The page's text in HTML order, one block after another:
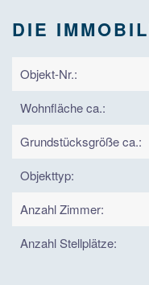
DIE
Objekt-Nr.:
Wohnfläche ca.:
Grundstücksgröße ca.:
Objekttyp:
Anzahl Zimmer:
Anzahl Stellplätze: